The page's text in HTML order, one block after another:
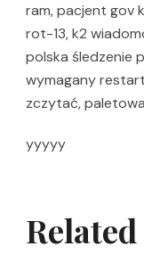
ram, pacjent gov
rot-13, k2
polska śledzenie
wymagany
zczytać,
yyyyy